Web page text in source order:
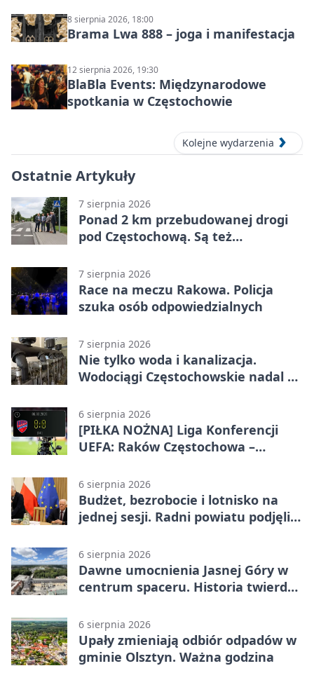
8 sierpnia 2026, 18:00
Brama Lwa 888 – joga i manifestacja
12 sierpnia 2026, 19:30
BlaBla Events: Międzynarodowe
spotkania w Częstochowie
Kolejne wydarzenia
Ostatnie Artykuły
7 sierpnia 2026
Ponad 2 km przebudowanej drogi
pod Częstochową. Są też
7 sierpnia 2026
Race na meczu Rakowa. Policja
szuka osób odpowiedzialnych
7 sierpnia 2026
Nie tylko woda i kanalizacja.
Wodociągi Częstochowskie nadal w
6 sierpnia 2026
[PIŁKA NOŻNA] Liga Konferencji
UEFA: Raków Częstochowa –
meczu III rundy eliminacji
6 sierpnia 2026
Budżet, bezrobocie i lotnisko na
jednej sesji. Radni powiatu podjęli
6 sierpnia 2026
Dawne umocnienia Jasnej Góry w
centrum spaceru. Historia twierdzy
6 sierpnia 2026
Upały zmieniają odbiór odpadów w
gminie Olsztyn. Ważna godzina